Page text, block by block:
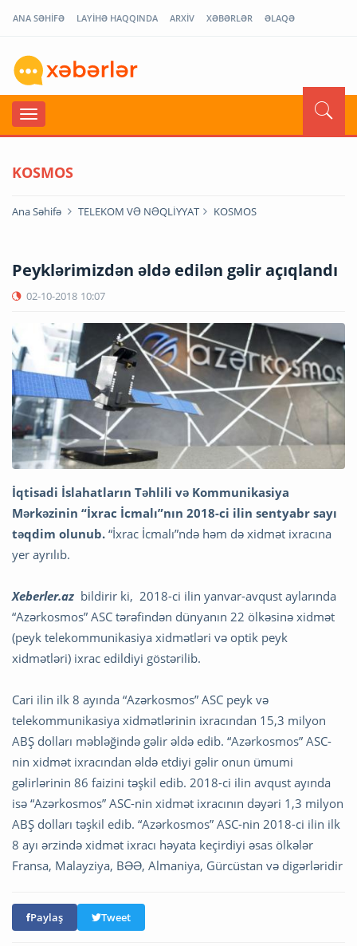
ANA SƏHİFƏ LAYİHƏ HAQQINDA ARXİV XƏBƏRLƏR ƏLAQƏ
KOSMOS
Ana Səhifə TELEKOM VƏ NƏQLİYYAT KOSMOS
Peyklərimizdən əldə edilən gəlir açıqlandı
02-10-2018 10:07
İqtisadi İslahatların Təhlili və Kommunikasiya
Mərkəzinin “İxrac İcmalı”nın 2018-ci ilin sentyabr sayı
təqdim olunub. “İxrac İcmalı”ndə həm də xidmət ixracına
yer ayrılıb.
Xeberler.az bildirir ki, 2018-ci ilin yanvar-avqust aylarında
“Azərkosmos” ASC tərəfindən dünyanın 22 ölkəsinə xidmət
(peyk telekommunikasiya xidmətləri və optik peyk
xidmətləri) ixrac edildiyi göstərilib.
Cari ilin ilk 8 ayında “Azərkosmos” ASC peyk və
telekommunikasiya xidmətlərinin ixracından 15,3 milyon
ABŞ dolları məbləğində gəlir əldə edib. “Azərkosmos” ASC-
nin xidmət ixracından əldə etdiyi gəlir onun ümumi
gəlirlərinin 86 faizini təşkil edib. 2018-ci ilin avqust ayında
isə “Azərkosmos” ASC-nin xidmət ixracının dəyəri 1,3 milyon
ABŞ dolları təşkil edib. “Azərkosmos” ASC-nin 2018-ci ilin ilk
8 ayı ərzində xidmət ixracı həyata keçirdiyi əsas ölkələr
Fransa, Malayziya, BƏƏ, Almaniya, Gürcüstan və digərləridir
Paylaş Tweet